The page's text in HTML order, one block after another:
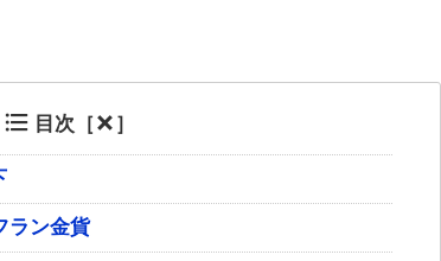
目次［ ］
ラン金貨